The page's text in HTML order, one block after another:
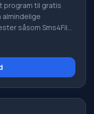
program til gratis
såsom Sms4File,
dem til en
en betalt